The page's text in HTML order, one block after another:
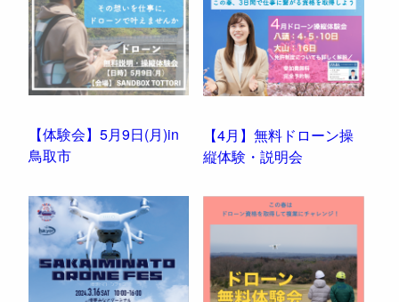
k s
t
n
【体験会】5月9日(月)in
鳥取市
【4月】無料ドローン操
縦体験・説明会